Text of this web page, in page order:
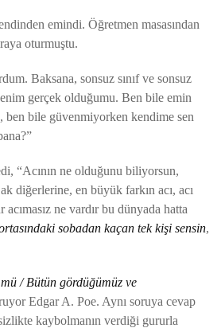
emindi. Öğretmen masasından
oturmuştu.
Baksana, sonsuz sınıf ve sonsuz
gerçek olduğumu. Ben bile emin
ben bile güvenmiyorken kendime sen
“Acının ne olduğunu biliyorsun,
diğerlerine, en büyük farkın acı, acı
acımasız ne vardır bu dünyada hatta
ortasındaki sobadan kaçan tek kişi sensin,
/ Bütün gördüğümüz ve
Edgar A. Poe. Aynı soruya cevap
kaybolmanın verdiği gururla